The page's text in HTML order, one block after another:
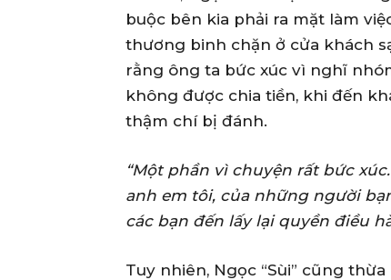
buộc bên kia phải ra mặt làm
thương binh chặn ở cửa khách
rằng ông ta bức xúc vì nghĩ
không được chia tiền, khi đến
thậm chí bị đánh.
“Một phần vì chuyện rất bức
anh em tôi, của những người
các bạn đến lấy lại quyền điều
Tuy nhiên, Ngọc “Sùi” cũng